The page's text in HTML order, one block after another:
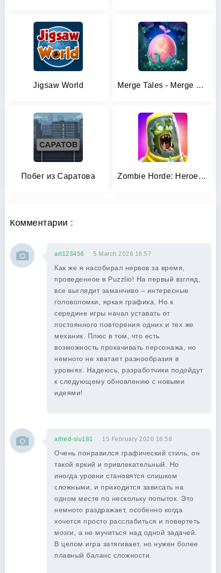
Jigsaw World Merge Tales - Merge 3 Puzzles
Побег из Саратова Zombie Horde: Heroes FPS & RPG
Комментарии :
art123456 5 March 2026 16:57
Как же я насобирал нервов за время,
проведенное в Puzzlio! На первый взгляд,
все выглядит заманчиво – интересные
головоломки, яркая графика. Но к
середине игры начал уставать от
постоянного повторения одних и тех же
механик. Плюс в том, что есть
возможность прокачивать персонажа, но
немного не хватает разнообразия в
уровнях. Надеюсь, разработчики подойдут
к следующему обновлению с новыми
идеями!
alfred-siu181 15 February 2026 16:58
Очень понравился графический стиль, он
такой яркий и привлекательный. Но
иногда уровни становятся слишком
сложными, и приходится зависать на
одном месте по нескольку попыток. Это
немного раздражает, особенно когда
хочется просто расслабиться и повертеть
мозги, а не мучиться над одной задачей.
В целом игра затягивает, но нужен более
плавный баланс сложности.